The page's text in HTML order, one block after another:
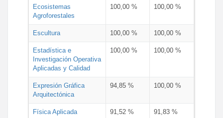
Ecosistemas
Agroforestales
100,00 % 100,00 %
Escultura 100,00 % 100,00 %
Estadística e
Investigación Operativa
Aplicadas y Calidad
100,00 % 100,00 %
Expresión Gráfica
Arquitectónica
94,85 % 100,00 %
Física Aplicada 91,52 % 91,83 %